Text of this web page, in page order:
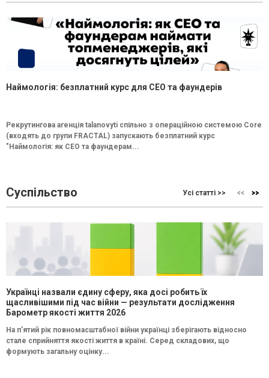
Наймологія: безплатний курс для CEO та фаундерів
Рекрутингова агенція talanovyti спільно з операційною системою Core
(входять до групи FRACTAL) запускають безплатний курс
"Наймологія: як СEO та фаундерам...
Суспільство Усі статті >>
Українці назвали єдину сферу, яка досі робить їх
щасливішими під час війни — результати дослідження
Барометр якості життя 2026
На п’ятий рік повномасштабної війни українці зберігають відносно
стале сприйняття якості життя в країні. Серед складових, що
формують загальну оцінку...